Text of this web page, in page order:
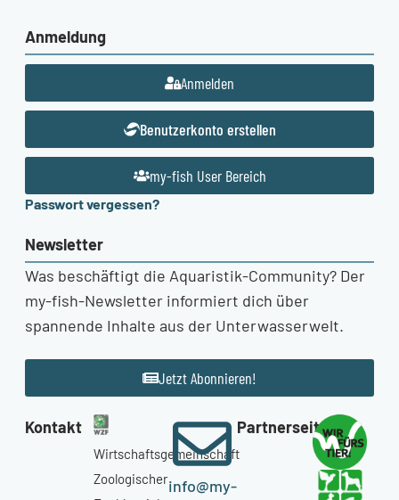
Anmeldung
Anmelden
Benutzerkonto erstellen
my-fish User Bereich
Passwort vergessen?
Newsletter
Was beschäftigt die Aquaristik-Community? Der
my-fish-Newsletter informiert dich über
spannende Inhalte aus der Unterwasserwelt.
Jetzt Abonnieren!
Kontakt
Wirtschaftsgemeinschaft
Zoologischerinfo@my-
Partnerseiten